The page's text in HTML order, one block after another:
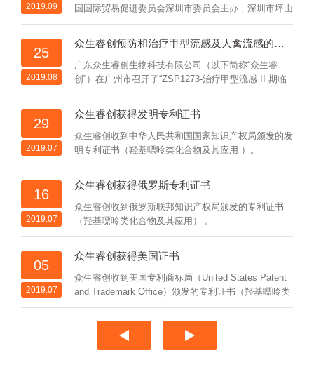
2019.09
国国际贸易促进委员会深圳市委员会主办，深圳市坪山
区投资推广服务署、深圳市坪山区科技创新局、深圳市
坪山区工业和信息化局、深圳国际商会承办的“2019深
圳国际生物医药产业创新发展峰会”在深圳市坪山区燕
子湖国际会展中心顺利举办。
25
2019.08
众生睿创预防和治疗甲型流感及人禽流感的一类创新药物 ZSP1273 片Ⅱ期临床试验启动
广东众生睿创生物科技有限公司（以下简称“众生睿
创”）在广州市召开了“ZSP1273-治疗甲型流感 II 期临
床试验全国研究者会”，本次会议标志着众生睿创用于
预防和治疗甲型流感及人禽流感的一类创新药物
ZSP1273 片 II 期临床试验正式启动。
29
2019.07
众生睿创获得发明专利证书
众生睿创收到中华人民共和国国家知识产权局颁发的发
明专利证书（羟基嘌呤类化合物及其应用 ）。
16
2019.07
众生睿创获得俄罗斯专利证书
众生睿创收到俄罗斯联邦知识产权局颁发的专利证书
（羟基嘌呤类化合物及其应用） 。
05
2019.07
众生睿创获得美国证书
众生睿创收到美国专利商标局（United States Patent
and Trademark Office）颁发的专利证书（羟基嘌呤类
化合物及其应用）